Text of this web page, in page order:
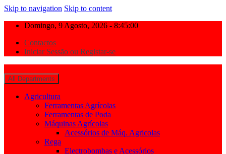
Skip to navigation Skip to content
Domingo, 9 Agosto, 2026 - 8:45:00
Contactos
Iniciar Sessão ou Registar-se
All Departments
Agricultura
Ferramentas Agrícolas
Ferramentas de Poda
Máquinas Agrícolas
Acessórios de Máq. Agricolas
Rega
Electrobombas e Acessórios